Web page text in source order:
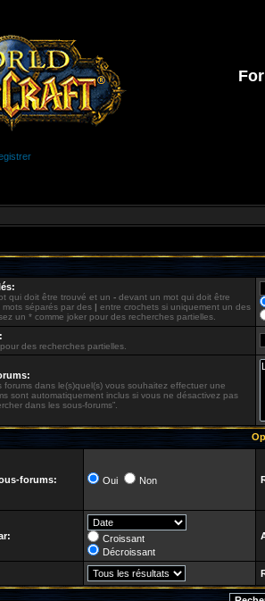
qui doit être trouvé et un - devant un mot qui doit être
séparés par des | entre crochets si uniquement un des
un * comme joker pour des recherches partielles.
des recherches partielles.
forums dans le(s)quel(s) vous souhaitez effectuer une
sont automatiquement inclus si vous ne désactivez pas
dans les sous-forums”.
forums: Oui Non
Croissant
Décroissant